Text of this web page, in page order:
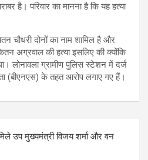
है। परिवार का मानना है कि यह हत्या
चौधरी दोनों का नाम शामिल है और
अग्रवाल की हत्या इसलिए की क्योंकि
लोनावला ग्रामीण पुलिस स्टेशन में दर्ज
(बीएनएस) के तहत आरोप लगाए गए हैं।
उप मुख्यमंत्री विजय शर्मा और वन